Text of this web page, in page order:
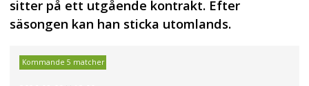
sitter på ett utgående kontrakt. Efter
säsongen kan han sticka utomlands.
Kommande 5 matcher